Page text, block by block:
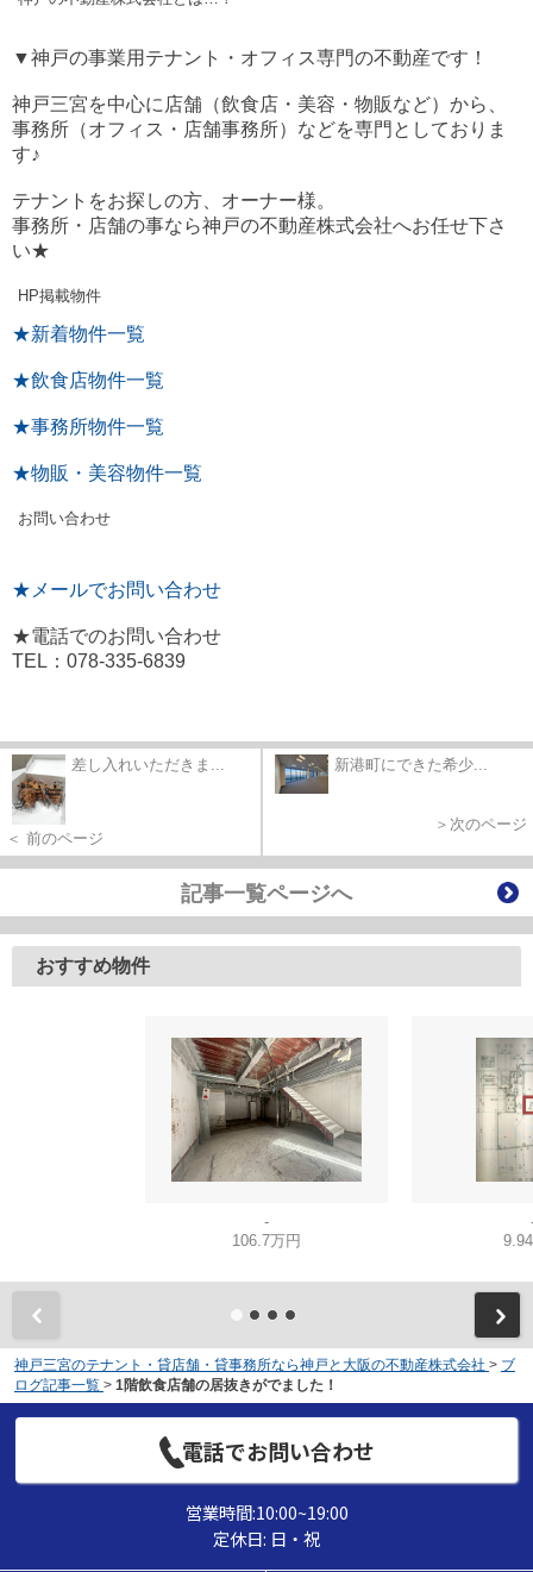
▼神戸の事業用テナント・オフィス専門の不動産です！
神戸三宮を中心に店舗（飲食店・美容・物販など）から、
事務所（オフィス・店舗事務所）などを専門としておりま
す♪
テナントをお探しの方、オーナー様。
事務所・店舗の事なら神戸の不動産株式会社へお任せ下さ
い★
HP掲載物件
★新着物件一覧
★飲食店物件一覧
★事務所物件一覧
★物販・美容物件一覧
お問い合わせ
★メールでお問い合わせ
★電話でのお問い合わせ
TEL：078-335-6839
差し入れいただきま...
＜ 前のページ
新港町にできた希少...
＞次のページ
記事一覧ページへ
おすすめ物件
-
106.7万円
神戸三宮のテナント・貸店舗・貸事務所なら神戸と大阪の不動産株式会社 > ブ
ログ記事一覧 > 1階飲食店舗の居抜きがでました！
電話でお問い合わせ
営業時間:10:00~19:00
定休日: 日・祝